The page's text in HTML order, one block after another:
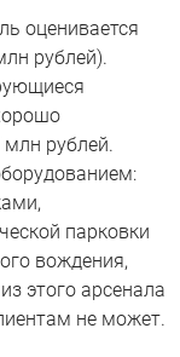
оценивается
рублей).
рублей.
парковки
вождения,
этого арсенала
не может.